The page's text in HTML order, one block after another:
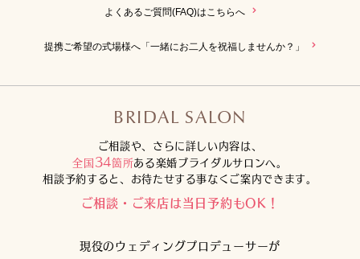
よくあるご質問(FAQ)はこちらへ
提携ご希望の式場様へ「一緒にお二人を祝福しませんか？」
BRIDAL SALON
ご相談や、さらに詳しい内容は、
全国34箇所ある楽婚ブライダルサロンへ。
相談予約すると、お待たせする事なくご案内できます。
ご相談・ご来店は当日予約もOK！
現役のウェディングプロデューサーが